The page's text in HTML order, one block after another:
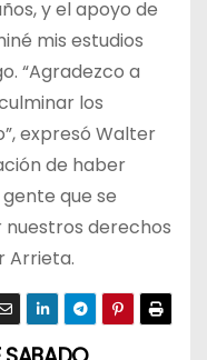
y el apoyo de
mis estudios
“Agradezco a
los
expresó Walter
de haber
que se
derechos
Arrieta.